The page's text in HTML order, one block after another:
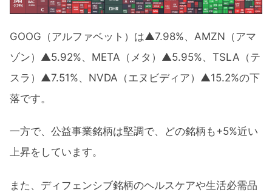
GOOG（アルファベット）は▲7.98%、AMZN（アマ
ゾン）▲5.92%、META（メタ）▲5.95%、TSLA（テ
スラ）▲7.51%、NVDA（エヌビディア）▲15.2%の下
落です。
一方で、公益事業銘柄は堅調で、どの銘柄も+5%近い
上昇をしています。
また、ディフェンシブ銘柄のヘルスケアや生活必需品